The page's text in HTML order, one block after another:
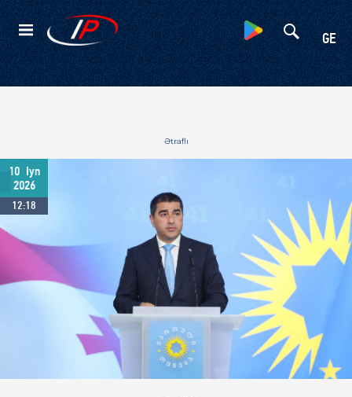
GE
Kateqoriyalar
Ətraflı
10
Iyn
2026
12:18